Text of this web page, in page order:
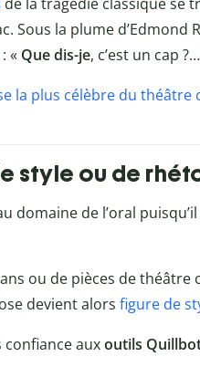
Sous la plume d’Edmond
« Que dis-je, c’est un cap
la plus célèbre du théâtre
style ou de
domaine de l’oral puisqu’il
ou de pièces de théâtre
devient alors figure de
confiance auxoutils